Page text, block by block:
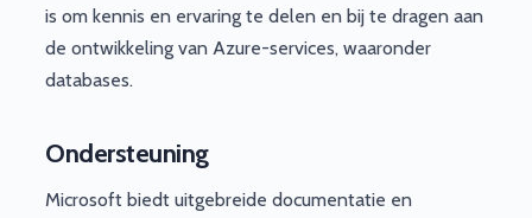
is om kennis en ervaring te delen en bij te dragen aan
de ontwikkeling van Azure-services, waaronder
databases.
Ondersteuning
Microsoft biedt uitgebreide documentatie en